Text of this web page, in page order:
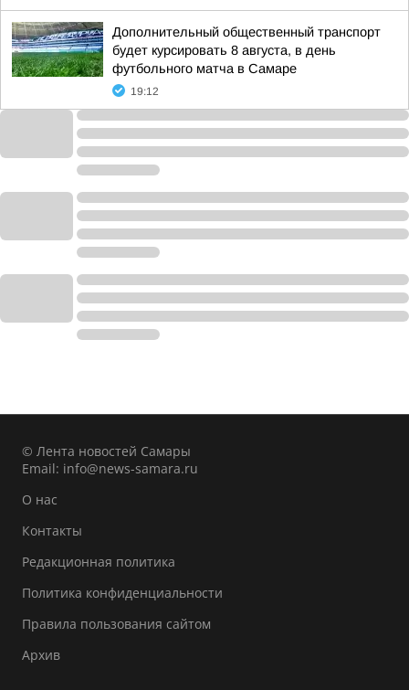
Дополнительный общественный транспорт
будет курсировать 8 августа, в день
футбольного матча в Самаре
19:12
© Лента новостей Самары
Email: info@news-samara.ru
О нас
Контакты
Редакционная политика
Политика конфиденциальности
Правила пользования сайтом
Архив